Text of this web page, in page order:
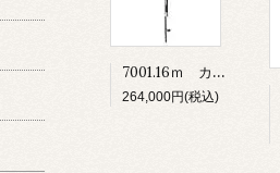
7001.16ｍ カーボフォイル ユニット1 16ｍ
264,000円(税込)